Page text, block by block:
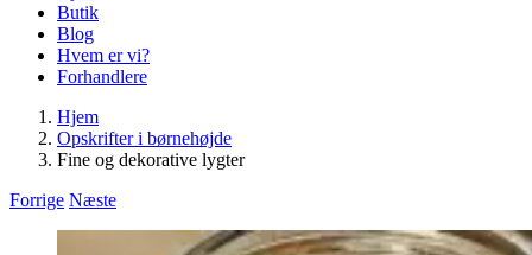
Butik
Blog
Hvem er vi?
Forhandlere
Hjem
Opskrifter i børnehøjde
Fine og dekorative lygter
Forrige Næste